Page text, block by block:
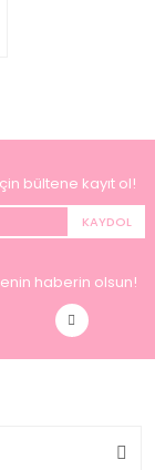
bültene kayıt ol!
KAYDOL
haberin olsun!